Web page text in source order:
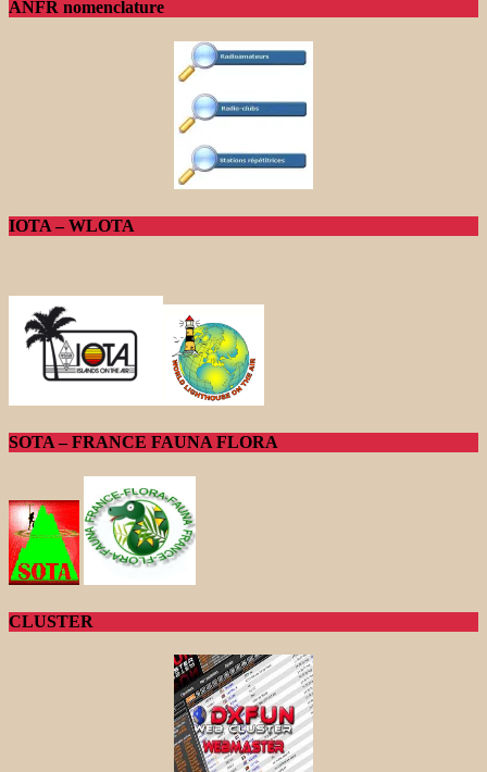
ANFR nomenclature
IOTA – WLOTA
SOTA – FRANCE FAUNA FLORA
CLUSTER